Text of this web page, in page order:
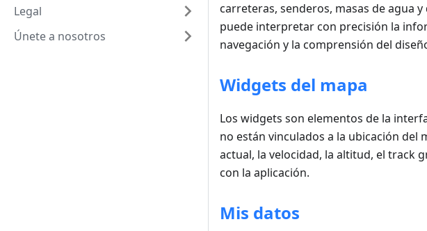
Legal
Únete a nosotros
carreteras, senderos, masas de agua
puede interpretar con precisión la
navegación y la comprensión del
Widgets del mapa
Los widgets son elementos de la
no están vinculados a la ubicación
actual, la velocidad, la altitud, el track
con la aplicación.
Mis datos